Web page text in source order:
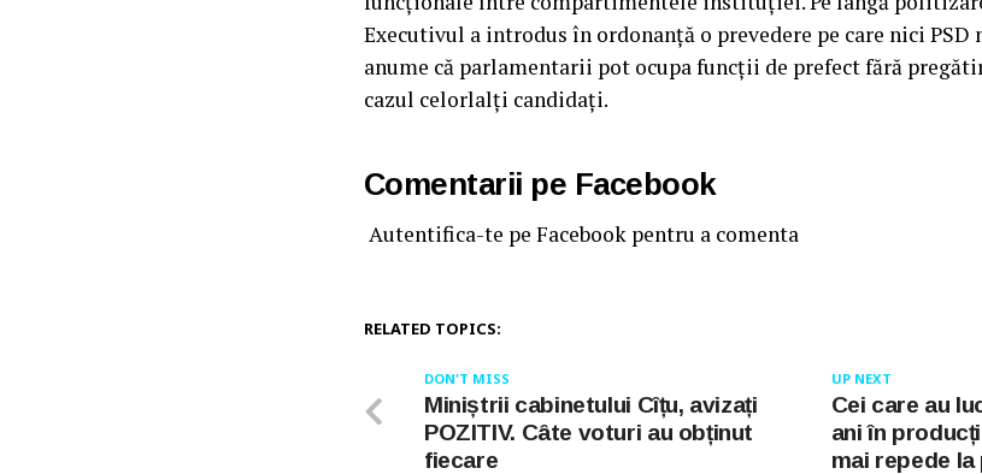
Executivul a introdus în ordonanță o prevedere pe care nici PSD
anume că parlamentarii pot ocupa funcții de prefect fără
cazul celorlalți candidați.
Comentarii pe Facebook
Autentifica-te pe Facebook pentru a comenta
RELATED TOPICS:
UP NEXT
Cei care au
ani în
mai repede la
DON'T MISS
Miniștrii cabinetului Cîțu, avizați
POZITIV. Câte voturi au obținut
fiecare